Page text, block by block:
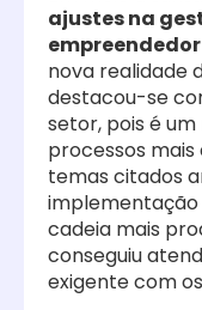
ajustes na
empreendedor
nova realidade
destacou-se
setor, pois é
processos
temas citados
cadeia mais
conseguiu
exigente com